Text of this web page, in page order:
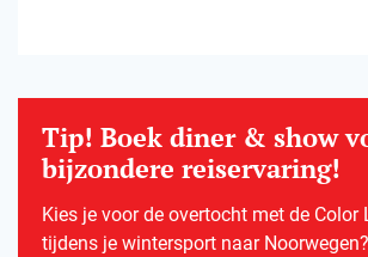
Tip! Boek diner & show
bijzondere reiservaring!
Kies je voor de overtocht met de Color
tijdens je wintersport naar